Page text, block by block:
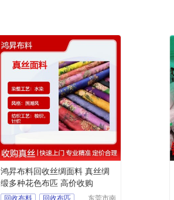
鸿昇布料回收丝绸面料 真丝绸
缎多种花色布匹 高价收购
回收布料
回收布匹
东莞市南